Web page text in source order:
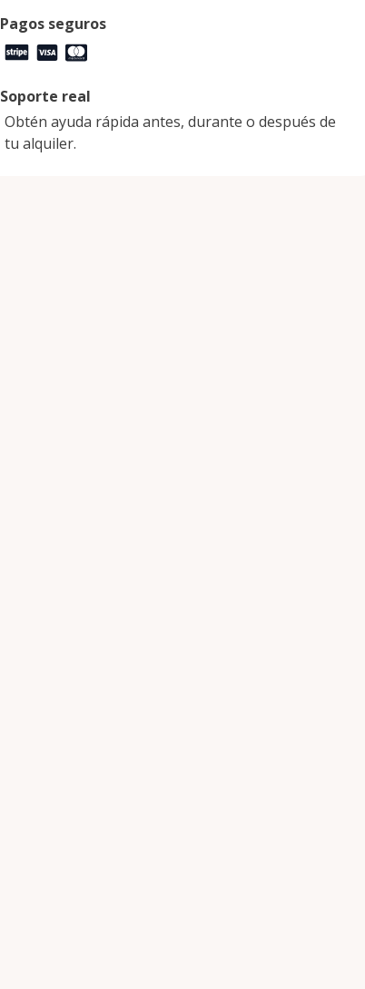
Pagos seguros
Soporte real
Obtén ayuda rápida antes, durante o después de
tu alquiler.